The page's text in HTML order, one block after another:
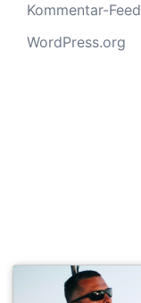
Kommentar-Feed
WordPress.org